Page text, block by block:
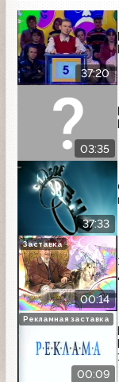
37:20
03:35
37:33
00:14
Заставка
00:09
Рекламная заставка